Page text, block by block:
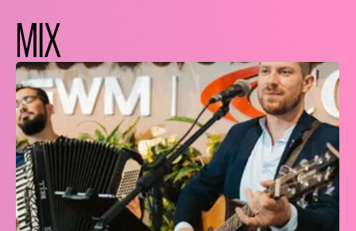
MIX